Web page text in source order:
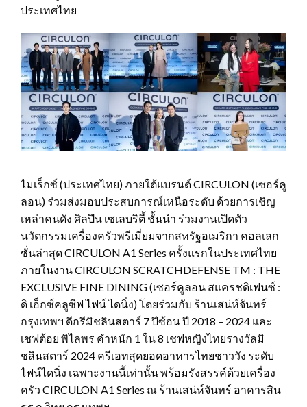
ประเทศไทย
ไมเร็กซ์ (ประเทศไทย) ภายใต้แบรนด์ CIRCULON (เซอร์คู
ลอน) ร่วมส่งมอบประสบการณ์เหนือระดับ ด้วยการเชิญ
เหล่าคนดัง ศิลปิน เซเลบริตี้ ชั้นนำ ร่วมงานเปิดตัว
นวัตกรรมเครื่องครัวพรีเมี่ยมจากสหรัฐอเมริกา คอลเลก
ชั่นล่าสุด CIRCULON A1 Series ครั้งแรกในประเทศไทย
ภายในงาน CIRCULON SCRATCHDEFENSE TM : THE
EXCLUSIVE FINE DINING (เซอร์คูลอน สแครชดิเฟนซ์ :
ดิ เอ็กซ์คลูซีฟ ไฟน์ ไดนิ่ง) โดยร่วมกับ ร้านเสน่ห์จันทร์
กรุงเทพฯ ดีกรีมิชลินสตาร์ 7 ปีซ้อน ปี 2018 – 2024 และ
เชฟต้อย พิไลพร คำหนัก 1 ใน 8 เชฟหญิงไทยรางวัลมิ
ชลินสตาร์ 2024 ครีเอทสุดยอดอาหารไทยชาววัง ระดับ
ไฟน์ไดนิ่ง เฉพาะงานนี้เท่านั้น พร้อมรังสรรค์ด้วยเครื่อง
ครัว CIRCULON A1 Series ณ ร้านเสน่ห์จันทร์ อาคารสิน